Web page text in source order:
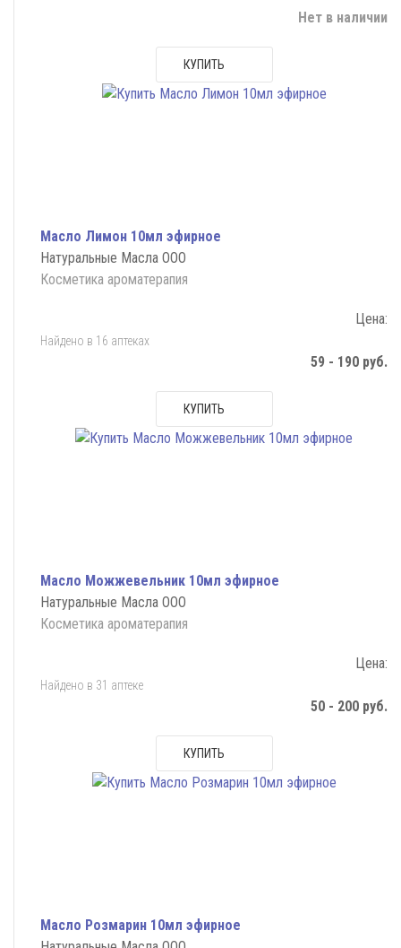
Нет в наличии
КУПИТЬ
Масло Лимон 10мл эфирное
Натуральные Масла ООО
Косметика ароматерапия
Цена:
Найдено в 16 аптеках
59 - 190 руб.
КУПИТЬ
Масло Можжевельник 10мл эфирное
Натуральные Масла ООО
Косметика ароматерапия
Цена:
Найдено в 31 аптеке
50 - 200 руб.
КУПИТЬ
Масло Розмарин 10мл эфирное